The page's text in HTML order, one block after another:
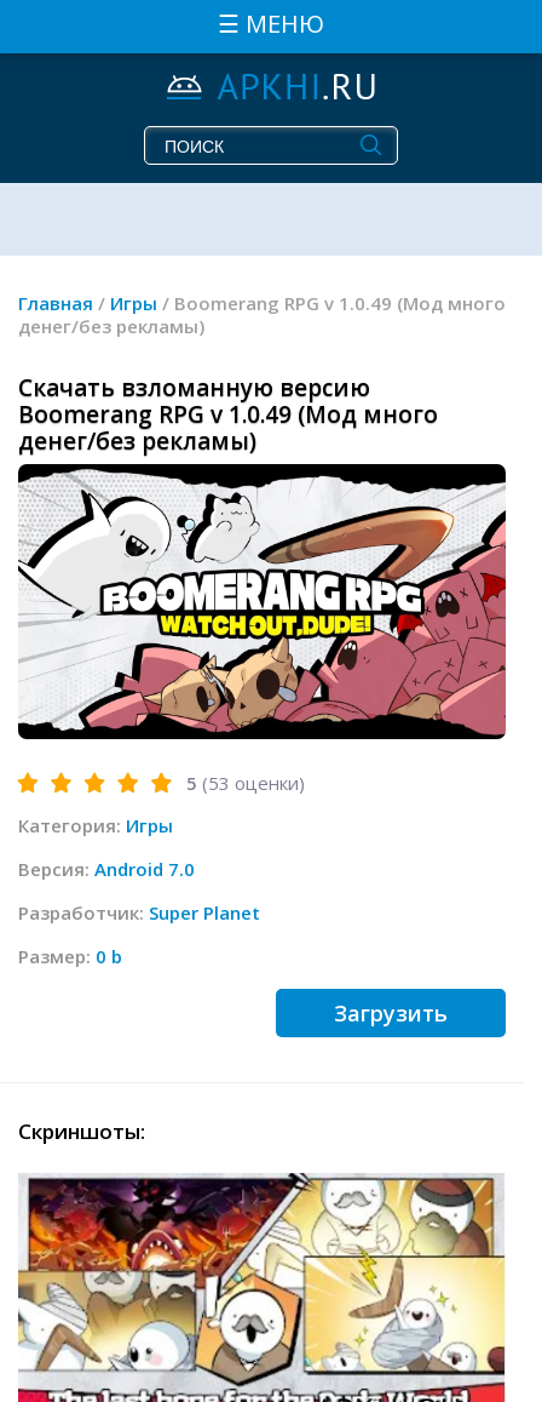
☰ МЕНЮ
Главная / Игры / Boomerang RPG v 1.0.49 (Мод много
денег/без рекламы)
Скачать взломанную версию
Boomerang RPG v 1.0.49 (Мод много
денег/без рекламы)
5 (53 оценки)
Категория: Игры
Версия: Android 7.0
Разработчик: Super Planet
Размер: 0 b
Загрузить
Скриншоты: